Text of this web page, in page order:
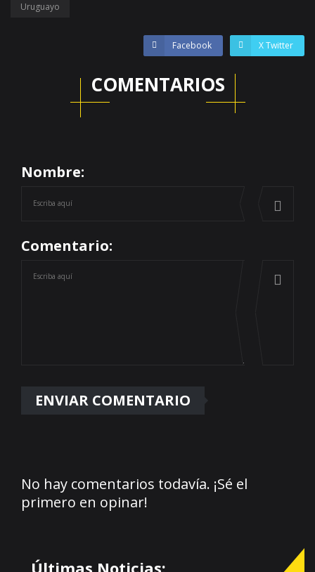
Uruguayo
Facebook X Twitter
COMENTARIOS
Nombre:
Comentario:
No hay comentarios todavía. ¡Sé el
primero en opinar!
Últimas Noticias: